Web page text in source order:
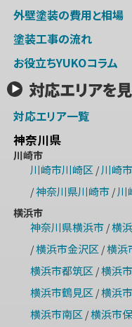
外壁塗装の費用と相場
塗装工事の流れ
お役立ちYUKOコラム
対応エリアを
対応エリア一覧
神奈川県
川崎市
川崎市川崎区 / 川崎
/神奈川県川崎市/ 川
横浜市
神奈川県横浜市/横
/横浜市金沢区 /横浜
横浜市都筑区 /横浜
横浜市鶴見区 /横浜
横浜市南区 /横浜市